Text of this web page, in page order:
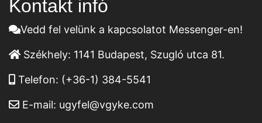
Kontakt infó
Vedd fel velünk a kapcsolatot Messenger-en!
Székhely: 1141 Budapest, Szugló utca 81.
Telefon: (+36-1) 384-5541
E-mail: ugyfel@vgyke.com